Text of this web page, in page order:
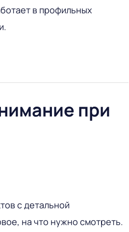
в профильных
при
с детальной
на что нужно смотреть.